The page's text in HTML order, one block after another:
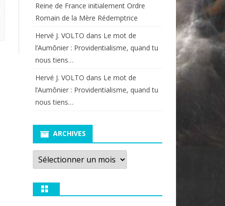
Reine de France initialement Ordre
Romain de la Mère Rédemptrice
Hervé J. VOLTO dans Le mot de
l’Aumônier : Providentialisme, quand tu
nous tiens…
Hervé J. VOLTO dans Le mot de
l’Aumônier : Providentialisme, quand tu
nous tiens…
ARCHIVES
Archives